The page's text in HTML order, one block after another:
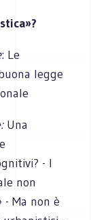
: Le
legge
Una
- I
non
Ma non è